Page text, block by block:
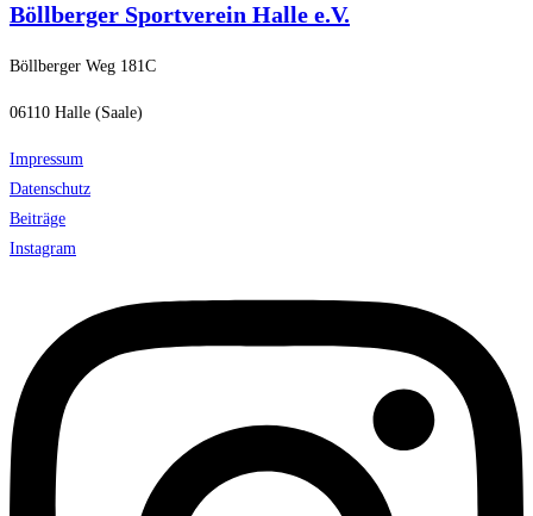
Böllberger Sportverein Halle e.V.
Böllberger Weg 181C
06110 Halle (Saale)
Impressum
Datenschutz
Beiträge
Instagram